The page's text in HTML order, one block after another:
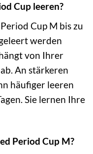
Cup leeren?
Cup M bis zu
werden
von Ihrer
An stärkeren
häufiger leeren
Sie lernen Ihre
Period Cup M?